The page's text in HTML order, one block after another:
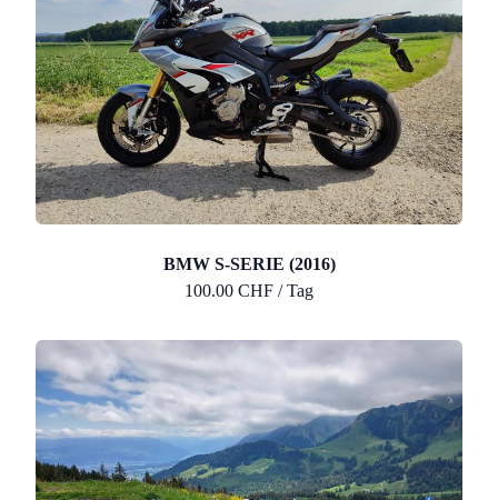
BMW S-SERIE (2016)
100.00 CHF / Tag